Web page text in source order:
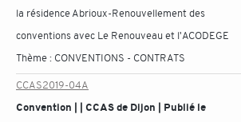
la résidence Abrioux-Renouvellement des
conventions avec Le Renouveau et l'ACODEGE
Thème : CONVENTIONS - CONTRATS
CCAS2019-04A
Convention | | CCAS de Dijon | Publié le